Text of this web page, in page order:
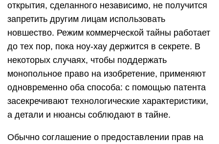
открытия, сделанного независимо, не получится
запретить другим лицам использовать
новшество. Режим коммерческой тайны работает
до тех пор, пока ноу-хау держится в секрете. В
некоторых случаях, чтобы поддержать
монопольное право на изобретение, применяют
одновременно оба способа: с помощью патента
засекречивают технологические характеристики,
а детали и нюансы соблюдают в тайне.
Обычно соглашение о предоставлении прав на